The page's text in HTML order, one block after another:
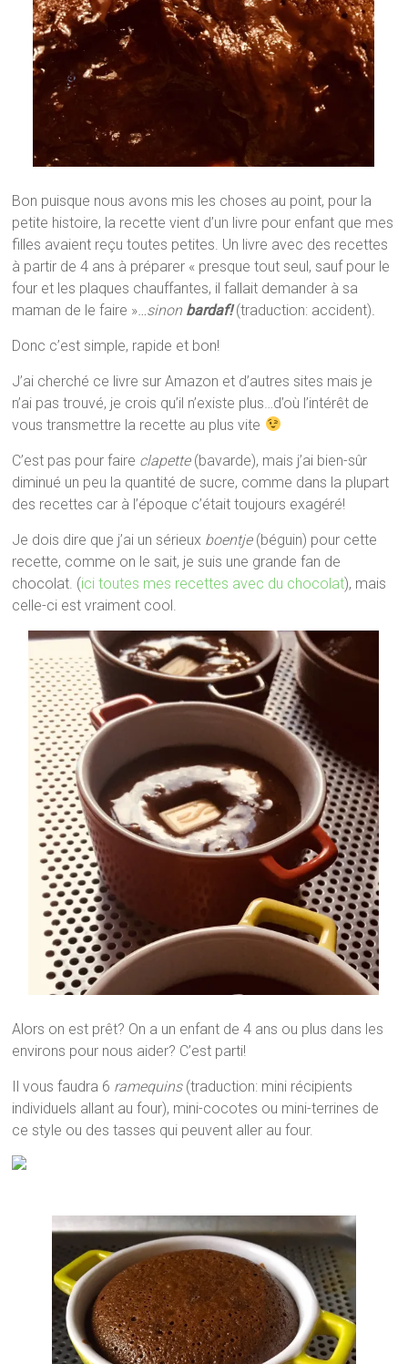
Bon puisque nous avons mis les choses au point, pour la
petite histoire, la recette vient d’un livre pour enfant que mes
filles avaient reçu toutes petites. Un livre avec des recettes
à partir de 4 ans à préparer « presque tout seul, sauf pour le
four et les plaques chauffantes, il fallait demander à sa
maman de le faire »…sinon bardaf!(traduction: accident).
Donc c’est simple, rapide et bon!
J’ai cherché ce livre sur Amazon et d’autres sites mais je
n’ai pas trouvé, je crois qu’il n’existe plus…d’où l’intérêt de
vous transmettre la recette au plus vite
C’est pas pour faire clapette (bavarde), mais j’ai bien-sûr
diminué un peu la quantité de sucre, comme dans la plupart
des recettes car à l’époque c’était toujours exagéré!
Je dois dire que j’ai un sérieux boentje(béguin) pour cette
recette, comme on le sait, je suis une grande fan de
chocolat. (ici toutes mes recettes avec du chocolat), mais
celle-ci est vraiment cool.
Alors on est prêt? On a un enfant de 4 ans ou plus dans les
environs pour nous aider? C’est parti!
Il vous faudra 6 ramequins (traduction: mini récipients
individuels allant au four), mini-cocotes ou mini-terrines de
ce style ou des tasses qui peuvent aller au four.